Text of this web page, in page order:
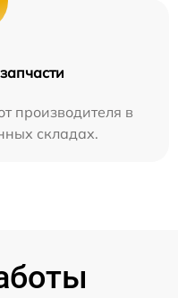
производителя в
складах.